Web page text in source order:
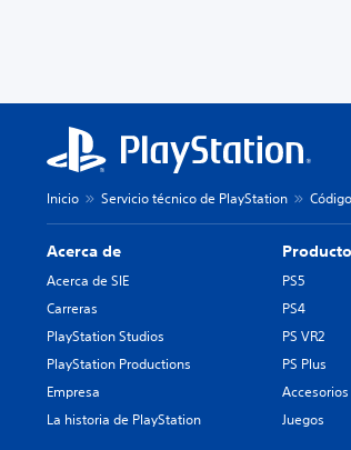
Inicio Servicio técnico de PlayStation
Acerca de
Acerca de SIE
Carreras
PlayStation Studios
PlayStation Productions
Empresa
La historia de PlayStation
PS5
PS4
PS VR2
PS Plus
Accesorios
Juegos